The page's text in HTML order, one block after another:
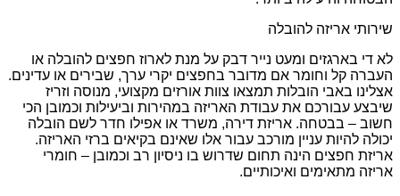
שירותי אריזה להובלה
לא די בארגזים ומעט נייר דבק על מנת לארוז חפצים להובלה או
העברה קל וחומר אם מדובר בחפצים יקרי ערך, שבירים או עדינים.
אצלינו באבי הובלות תמצאו צוות אורזים מקצועי, מנוסה וזריז
שיבצע עבורכם את עבודת האריזה במהירות וביעילות וכמובן הכי
חשוב – בבטחה. אריזת דירה, משרד או אפילו חדר לשם הובלה
יכולה להיות עניין מורכב עבור אלו שאינם בקיאים ברזי האריזה.
אריזת חפצים הינה תחום שדרוש בו ניסיון רב וכמובן – חומרי
אריזה מתאימים ואיכותיים.